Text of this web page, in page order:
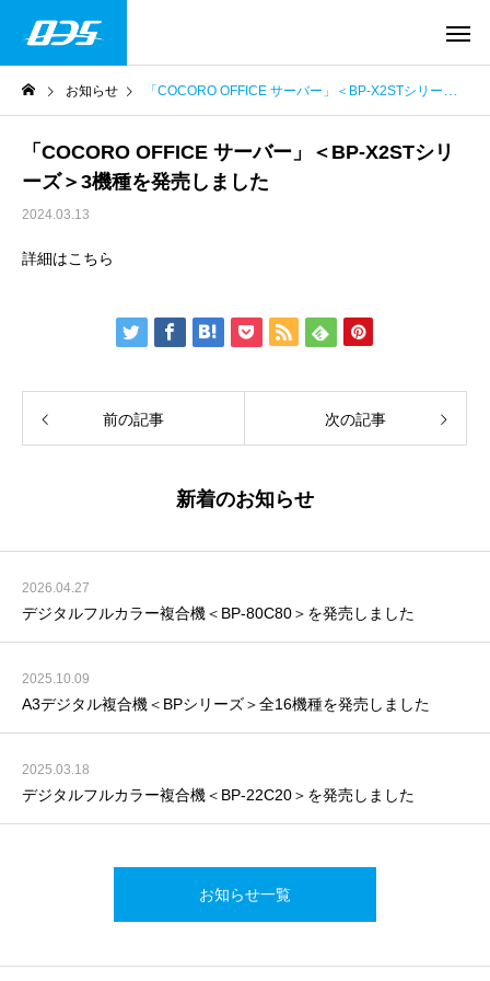
お知らせ 「COCORO OFFICE サーバー」＜BP-X2STシリーズ＞3機種を発売しました
「COCORO OFFICE サーバー」＜BP-X2STシリ
ーズ＞3機種を発売しました
2024.03.13
詳細はこちら
前の記事 次の記事
新着のお知らせ
2026.04.27
デジタルフルカラー複合機＜BP-80C80＞を発売しました
2025.10.09
A3デジタル複合機＜BPシリーズ＞全16機種を発売しました
2025.03.18
デジタルフルカラー複合機＜BP-22C20＞を発売しました
お知らせ一覧